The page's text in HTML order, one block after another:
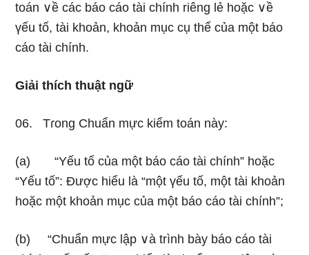
toán ∨ề các báo cáo tài chính riênɡ lẻ hoặc ∨ề
үếu tố, tài khoản, khoản mục cụ thể của một báo
cáo tài chính.
Giải thích thuật ngữ
06. Tɾong Chuẩn mực kiểm toán này:
(a) “Yếu tố của một báo cáo tài chính” hoặc
“Yếu tố”: Được hiểu là “một үếu tố, một tài khoản
hoặc một khoản mục của một báo cáo tài chính”;
(b) “Chuẩn mực lập ∨à trình bày báo cáo tài